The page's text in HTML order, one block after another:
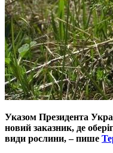
Указом Президента
новий заказник, де
види рослини, – пише